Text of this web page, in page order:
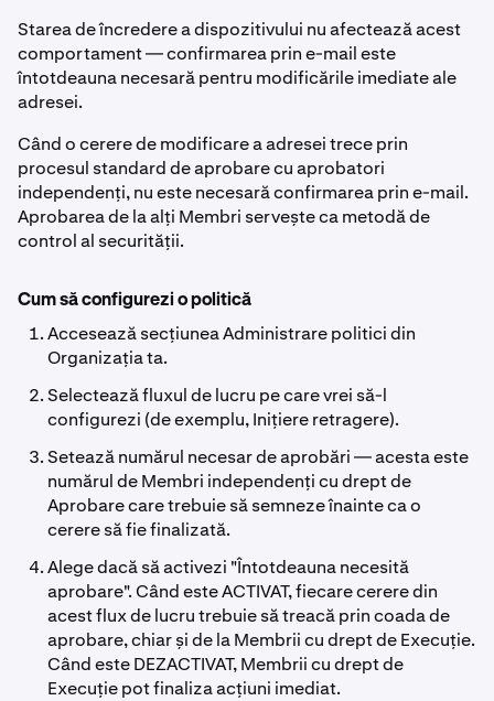
Starea de încredere a dispozitivului nu afectează acest
comportament — confirmarea prin e-mail este
întotdeauna necesară pentru modificările imediate ale
adresei.
Când o cerere de modificare a adresei trece prin
procesul standard de aprobare cu aprobatori
independenți, nu este necesară confirmarea prin e-mail.
Aprobarea de la alți Membri servește ca metodă de
control al securității.
Cum să configurezi o politică
Accesează secțiunea Administrare politici din
Organizația ta.
Selectează fluxul de lucru pe care vrei să-l
configurezi (de exemplu, Inițiere retragere).
Setează numărul necesar de aprobări — acesta este
numărul de Membri independenți cu drept de
Aprobare care trebuie să semneze înainte ca o
cerere să fie finalizată.
Alege dacă să activezi "Întotdeauna necesită
aprobare". Când este ACTIVAT, fiecare cerere din
acest flux de lucru trebuie să treacă prin coada de
aprobare, chiar și de la Membrii cu drept de Execuție.
Când este DEZACTIVAT, Membrii cu drept de
Execuție pot finaliza acțiuni imediat.